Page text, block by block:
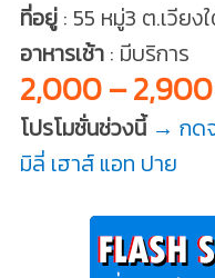
ที่อยู่: 55 หมู่3 ต.เวียง
อาหารเช้า: มีบริการ
2,000 – 2,900
โปรโมชั่นช่วงนี้ → กด
มิลี่ เฮาส์ แอท ปาย